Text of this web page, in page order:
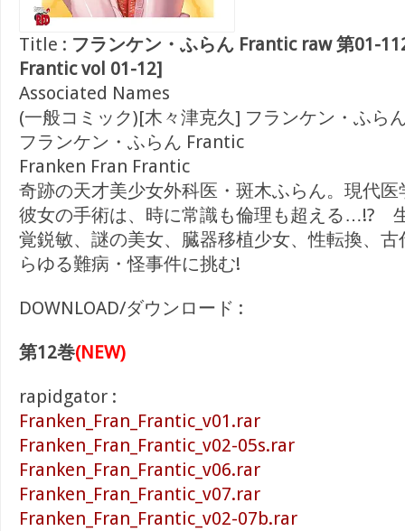
Title : フランケン・ふらん Frantic raw 第01-
Frantic vol 01-12]
Associated Names
(一般コミック)[木々津克久] フランケン・ふら
フランケン・ふらん Frantic
Franken Fran Frantic
奇跡の天才美少女外科医・斑木ふらん。現代
彼女の手術は、時に常識も倫理も超える…!?
覚鋭敏、謎の美女、臓器移植少女、性転換、
らゆる難病・怪事件に挑む!
DOWNLOAD/ダウンロード :
第12巻(NEW)
rapidgator :
Franken_Fran_Frantic_v01.rar
Franken_Fran_Frantic_v02-05s.rar
Franken_Fran_Frantic_v06.rar
Franken_Fran_Frantic_v07.rar
Franken_Fran_Frantic_v02-07b.rar